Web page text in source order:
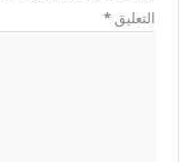
التعليق*